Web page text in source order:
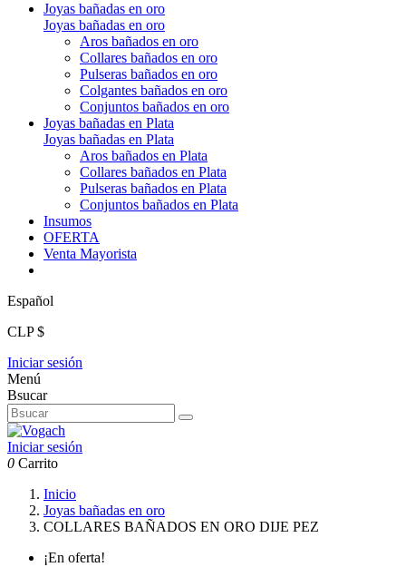
Joyas bañadas en oro
Joyas bañadas en oro
Aros bañados en oro
Collares bañados en oro
Pulseras bañados en oro
Colgantes bañados en oro
Conjuntos bañados en oro
Joyas bañadas en Plata
Joyas bañadas en Plata
Aros bañados en Plata
Collares bañados en Plata
Pulseras bañados en Plata
Conjuntos bañados en Plata
Insumos
OFERTA
Venta Mayorista
Español
CLP $
Iniciar sesión
Menú
Bsucar
Iniciar sesión
0 Carrito
Inicio
Joyas bañadas en oro
COLLARES BAÑADOS EN ORO DIJE PEZ
¡En oferta!